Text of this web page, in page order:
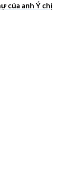
của anh Ý chị